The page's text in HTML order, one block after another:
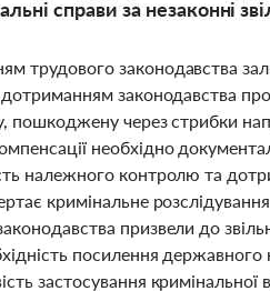
справи за незаконні
трудового законодавства
дотриманням законодавства
пошкоджену через стрибки
необхідно
належного контролю та
кримінальне
призвели до
посилення
застосування